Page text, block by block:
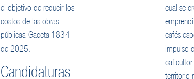
el objetivo de reducir los
costos de las obras
públicas. Gaceta 1834
de 2025.
Candidaturas
cual se
cafés
impulso
territorio